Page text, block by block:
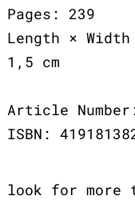
Pages: 239
Length ×
1,5 cm
Article
ISBN:
look for